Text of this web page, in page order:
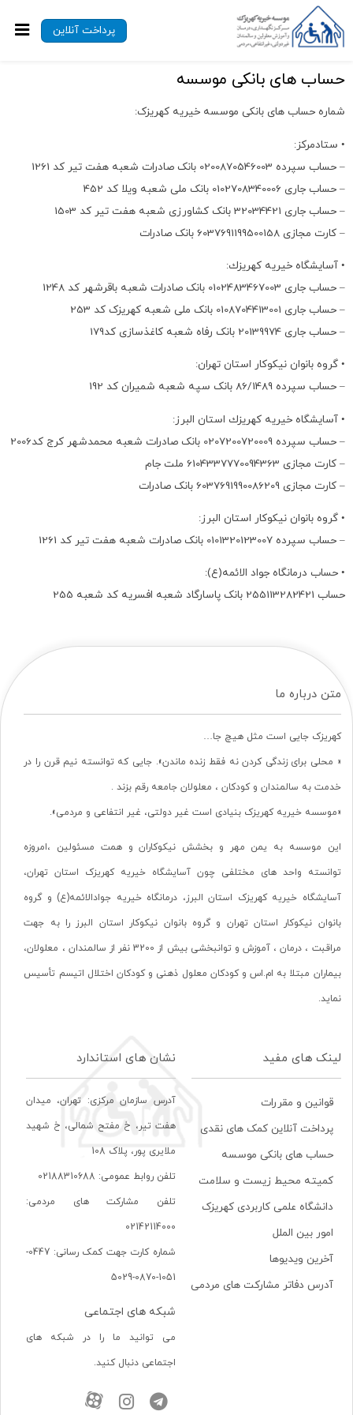
پرداخت آنلاین
حساب های بانکی موسسه
شماره حساب های بانکی موسسه خیریه کهریزک:
• ستادمرکز:
– حساب سپرده 0200870546003 بانک صادرات شعبه هفت تیر کد 1261
– حساب جاری 0102708340006 بانک ملی شعبه ویلا کد 452
– حساب جاری 32034421 بانک کشاورزی شعبه هفت تیر کد 1503
– کارت مجازی 6037691199500158 بانک صادرات
• آسايشگاه خيريه كهريزك:
– حساب جاری 0102483467003 بانک صادرات شعبه باقرشهر کد 1248
– حساب جاری 0108704413001 بانک ملی شعبه کهریزک کد 253
– حساب جاری 20139974 بانک رفاه شعبه کاغذسازی کد179
• گروه بانوان نيكوكار استان تهران:
– حساب سپرده 86/1489 بانک سپه شعبه شمیران کد 192
• آسايشگاه خيريه كهريزك استان البرز:
– حساب سپرده 0207200720009 بانک صادرات شعبه محمدشهر کرج کد2006
– کارت مجازی 6104337770094363 ملت جام
– کارت مجازی 6037691990086209 بانک صادرات
• گروه بانوان نيكوكار استان البرز:
– حساب سپرده 0101320123007 بانک صادرات شعبه هفت تیر کد 1261
• حساب درمانگاه جواد الائمه(ع):
حساب 255113282421 بانک پاسارگاد شعبه افسریه کد شعبه 255
متن درباره ما
کهریزک جایی است مثل هیچ جا…
« محلی برای زندگی کردن نه فقط زنده ماندن». جایی که توانسته نیم قرن را در
خدمت به سالمندان و کودکان ، معلولان جامعه رقم بزند .
«موسسه خیریه کهریزک بنیادی است غیر دولتی، غیر انتفاعی و مردمی».
این موسسه به یمن مهر و بخشش نیکوکاران و همت مسئولین ،امروزه
توانسته واحد های مختلفی چون آسایشگاه خیریه کهریزک استان تهران،
آسایشگاه خیریه کهریزک استان البرز، درمانگاه خیریه جوادالائمه(ع) و گروه
بانوان نیکوکار استان تهران و گروه بانوان نیکوکار استان البرز را به جهت
مراقبت ، درمان ، آموزش و توانبخشی بیش از 3200 نفر از سالمندان ، معلولان،
بیماران مبتلا به ام.اس و کودکان معلول ذهنی و کودکان اختلال اتیسم تأسیس
نماید.
لینک های مفید
قوانین و مقررات
پرداخت آنلاین کمک های نقدی
حساب های بانکی موسسه
کمیته محیط زیست و سلامت
دانشگاه علمی کاربردی کهریزک
امور بین الملل
آخرین ویدیوها
آدرس دفاتر مشارکت های مردمی
نشان های استاندارد
آدرس سازمان مرکزی: تهران، ميدان
هفت تير، خ مفتح شمالی، خ شهيد
ملايری پور، پلاک 108
تلفن روابط عمومی: 02188310688
تلفن مشارکت های مردمی:
02142114000
شماره کارت جهت کمک رسانی: 0447-
1051-0870-5029
شبکه های اجتماعی
می توانید ما را در شبکه های
اجتماعی دنبال کنید.